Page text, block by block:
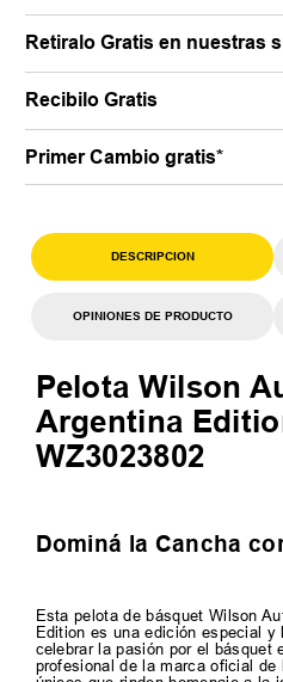
Retiralo Gratis en nuestras
Recibilo Gratis
Primer Cambio gratis*
DESCRIPCION
OPINIONES DE PRODUCTO
Pelota Wilson
Argentina
WZ3023802
Dominá la Cancha
Esta pelota de básquet Wilson
Edition es una edición especial y
celebrar la pasión por el básquet
profesional de la marca oficial